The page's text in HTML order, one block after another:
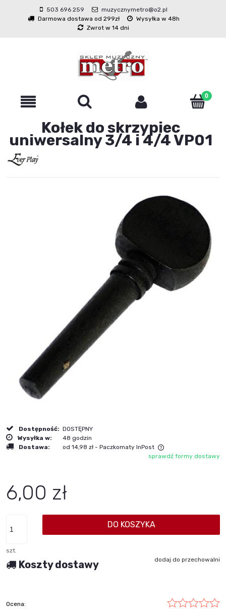
503 696 259
muzycznymetro@o2.pl
Darmowa dostawa od 299zł
Wysyłka w 48h
Zwrot w 14 dni
Kołek do skrzypiec
uniwersalny 3/4 i 4/4 VP01
Dostępność: DOSTĘPNY
Wysyłka w:
48 godzin
Dostawa:
od 14,98 zł - Paczkomaty InPost
Cena nie zawiera ewentualnych kosztów płatnościsprawdź formy dostawy
6,00 zł
szt.
DO KOSZYKA
dodaj do przechowalni
Koszty dostawy
Ocena: